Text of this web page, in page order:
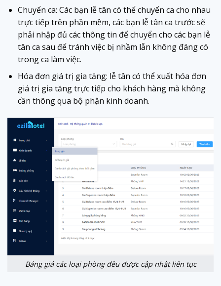
Chuyển ca: Các bạn lễ tân có thể chuyển ca cho nhau
trực tiếp trên phần mềm, các bạn lễ tân ca trước sẽ
phải nhập đủ các thông tin để chuyển cho các bạn lễ
tân ca sau để tránh việc bị nhầm lẫn không đáng có
trong ca làm việc.
Hóa đơn giá trị gia tăng: lễ tân có thể xuất hóa đơn
giá trị gia tăng trực tiếp cho khách hàng mà không
cần thông qua bộ phận kinh doanh.
Bảng giá các loại phòng đều được cập nhật liên tục